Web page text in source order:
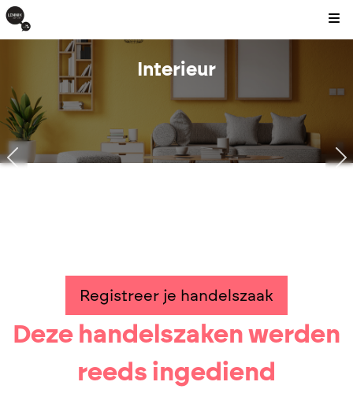
Interieur
Registreer je handelszaak
Deze handelszaken werden
reeds ingediend